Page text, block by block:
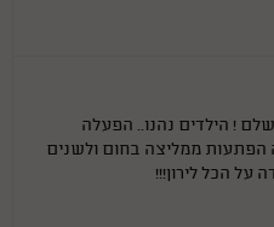
יומולדת 7 היה מושלם ! הילדים נהנו.. הפעלה
הפתעות ממליצה בחום ולשנים
הכל לירון!!!